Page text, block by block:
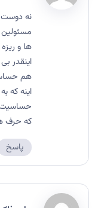
نه دوست
ها و
اینقدر
هم
اینه که
حساسیت
که حرف
پاسخ